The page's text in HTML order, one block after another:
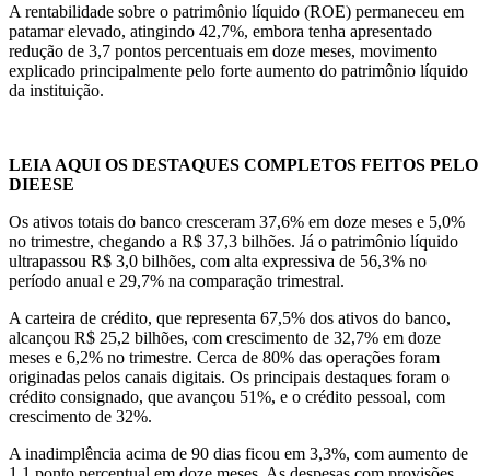
A rentabilidade sobre o patrimônio líquido (ROE) permaneceu em
patamar elevado, atingindo 42,7%, embora tenha apresentado
redução de 3,7 pontos percentuais em doze meses, movimento
explicado principalmente pelo forte aumento do patrimônio líquido
da instituição.
LEIA AQUI OS DESTAQUES COMPLETOS FEITOS PELO
DIEESE
Os ativos totais do banco cresceram 37,6% em doze meses e 5,0%
no trimestre, chegando a R$ 37,3 bilhões. Já o patrimônio líquido
ultrapassou R$ 3,0 bilhões, com alta expressiva de 56,3% no
período anual e 29,7% na comparação trimestral.
A carteira de crédito, que representa 67,5% dos ativos do banco,
alcançou R$ 25,2 bilhões, com crescimento de 32,7% em doze
meses e 6,2% no trimestre. Cerca de 80% das operações foram
originadas pelos canais digitais. Os principais destaques foram o
crédito consignado, que avançou 51%, e o crédito pessoal, com
crescimento de 32%.
A inadimplência acima de 90 dias ficou em 3,3%, com aumento de